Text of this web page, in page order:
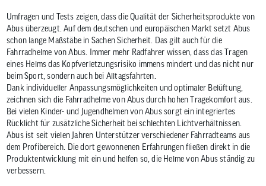
Umfragen und Tests zeigen, dass die Qualität der Sicherheitsprodukte von
Abus überzeugt. Auf dem deutschen und europäischen Markt setzt Abus
schon lange Maßstäbe in Sachen Sicherheit. Das gilt auch für die
Fahrradhelme von Abus. Immer mehr Radfahrer wissen, dass das Tragen
eines Helms das Kopfverletzungsrisiko immens mindert und das nicht nur
beim Sport, sondern auch bei Alltagsfahrten.
Dank individueller Anpassungsmöglichkeiten und optimaler Belüftung,
zeichnen sich die Fahrradhelme von Abus durch hohen Tragekomfort aus.
Bei vielen Kinder- und Jugendhelmen von Abus sorgt ein integriertes
Rücklicht für zusätzliche Sicherheit bei schlechten Lichtverhältnissen.
Abus ist seit vielen Jahren Unterstützer verschiedener Fahrradteams aus
dem Profibereich. Die dort gewonnenen Erfahrungen fließen direkt in die
Produktentwicklung mit ein und helfen so, die Helme von Abus ständig zu
verbessern.